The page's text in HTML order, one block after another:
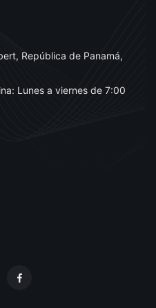
República de Panamá,
Lunes a viernes de 7:00